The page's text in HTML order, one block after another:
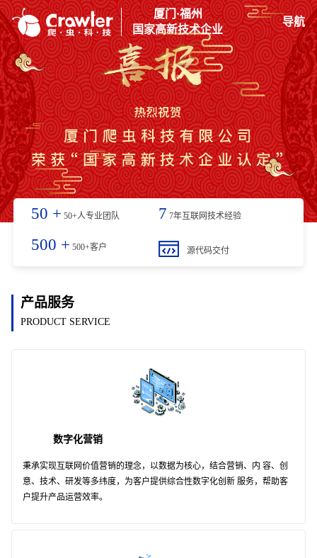
厦门·福州
国家高新技术企业
导航
50 + 50+人专业团队 7 7年互联网技术经验
500 + 500+客户 源代码交付
产品服务
PRODUCT SERVICE
数字化营销
秉承实现互联网价值营销的理念，以数据为核心，结合营销、内 容、创
意、技术、研发等多纬度，为客户提供综合性数字化创新 服务，帮助客
户提升产品运营效率。